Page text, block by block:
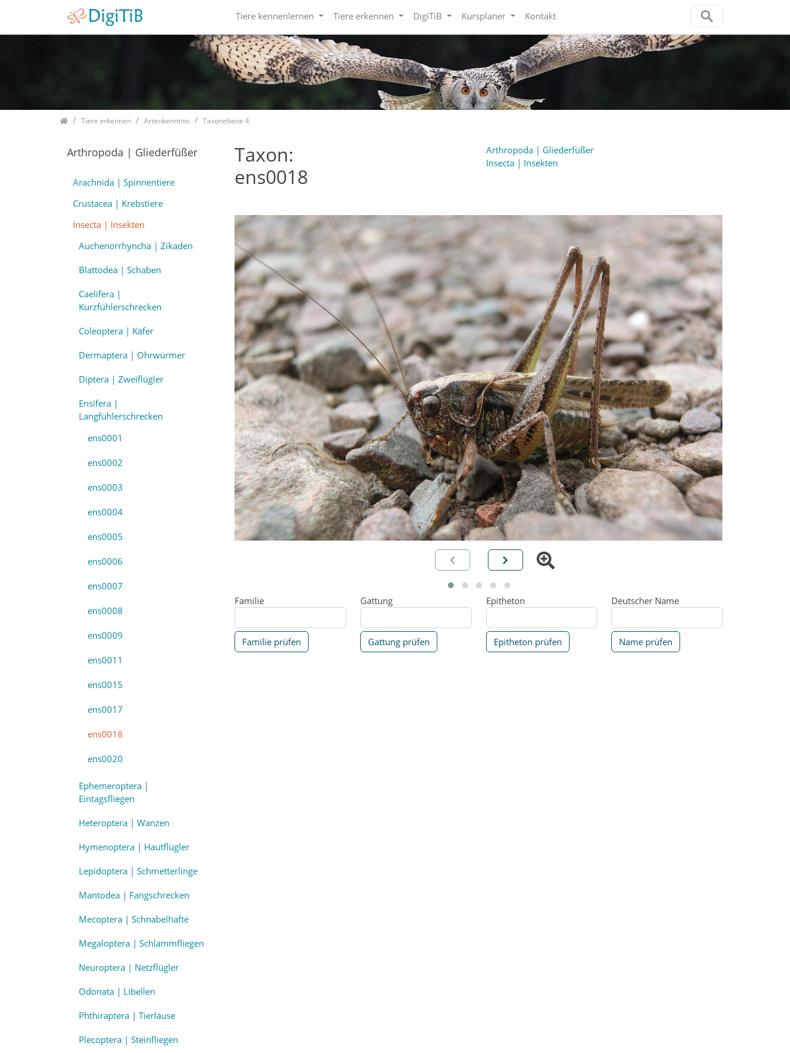
Tiere kennenlernen Tiere erkennen DigiTiB Kursplaner Kontakt
HomeTiere erkennen Artenkenntnis Taxonebene 4
Taxon:
ens0018
Arthropoda | Gliederfüßer
Insecta | Insekten
Familie
Familie prüfen
Gattung
Gattung prüfen
Epitheton
Epitheton prüfen
Deutscher Name
Name prüfen
Arthropoda | Gliederfüßer
Arachnida | Spinnentiere
Crustacea | Krebstiere
Insecta | Insekten
Auchenorrhyncha | Zikaden
Blattodea | Schaben
Caelifera |
Kurzfühlerschrecken
Coleoptera | Käfer
Dermaptera | Ohrwürmer
Diptera | Zweiflügler
Ensifera |
Langfühlerschrecken
ens0001
ens0002
ens0003
ens0004
ens0005
ens0006
ens0007
ens0008
ens0009
ens0011
ens0015
ens0017
ens0018
ens0020
Ephemeroptera |
Eintagsfliegen
Heteroptera | Wanzen
Hymenoptera | Hautflügler
Lepidoptera | Schmetterlinge
Mantodea | Fangschrecken
Mecoptera | Schnabelhafte
Megaloptera | Schlammfliegen
Neuroptera | Netzflügler
Odonata | Libellen
Phthiraptera | Tierläuse
Plecoptera | Steinfliegen